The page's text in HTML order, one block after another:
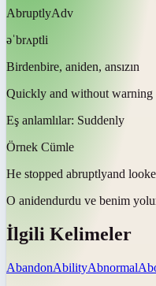
AbruptlyAdv
əˈbrʌptli
Birdenbire, aniden, ansızın
Quickly and without warning
Eş anlamlılar: Suddenly
Örnek Cümle
He stopped abruptlyand
O anidendurdu ve benim
İlgili Kelimeler
AbandonAbilityAbnormal